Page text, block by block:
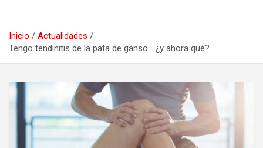
Inicio
Actualidades
Tengo tendinitis de la pata de ganso… ¿y ahora qué?